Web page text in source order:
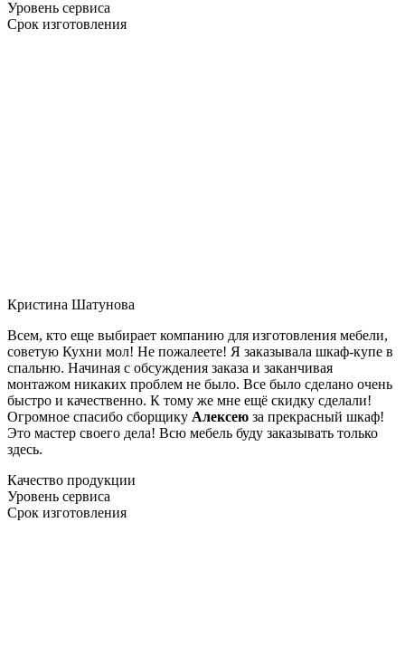
Уровень сервиса
Срок изготовления
Кристина Шатунова
Всем, кто еще выбирает компанию для изготовления мебели,
советую Кухни мол! Не пожалеете! Я заказывала шкаф-купе в
спальню. Начиная с обсуждения заказа и заканчивая
монтажом никаких проблем не было. Все было сделано очень
быстро и качественно. К тому же мне ещё скидку сделали!
Огромное спасибо сборщику Алексею за прекрасный шкаф!
Это мастер своего дела! Всю мебель буду заказывать только
здесь.
Качество продукции
Уровень сервиса
Срок изготовления